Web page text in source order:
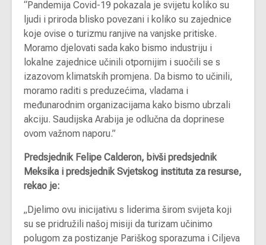
“Pandemija Covid-19 pokazala je svijetu koliko su
ljudi i priroda blisko povezani i koliko su zajednice
koje ovise o turizmu ranjive na vanjske pritiske.
Moramo djelovati sada kako bismo industriju i
lokalne zajednice učinili otpornijim i suočili se s
izazovom klimatskih promjena. Da bismo to učinili,
moramo raditi s preduzećima, vladama i
međunarodnim organizacijama kako bismo ubrzali
akciju. Saudijska Arabija je odlučna da doprinese
ovom važnom naporu.”
Predsjednik Felipe Calderon, bivši predsjednik
Meksika i predsjednik Svjetskog instituta za resurse,
rekao je:
„Djelimo ovu inicijativu s liderima širom svijeta koji
su se pridružili našoj misiji da turizam učinimo
polugom za postizanje Pariškog sporazuma i Ciljeva